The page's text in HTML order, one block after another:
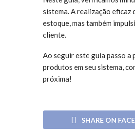
sistema. A realização eficaz
estoque, mas também
cliente.
Ao seguir este guia passo a
produtos em seu sistema,
próxima!
SHARE ON